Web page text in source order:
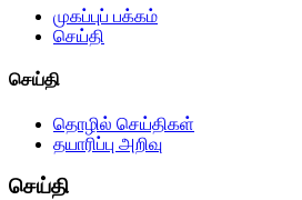
முகப்புப் பக்கம்
செய்தி
செய்தி
தொழில் செய்திகள்
தயாரிப்பு அறிவு
செய்தி